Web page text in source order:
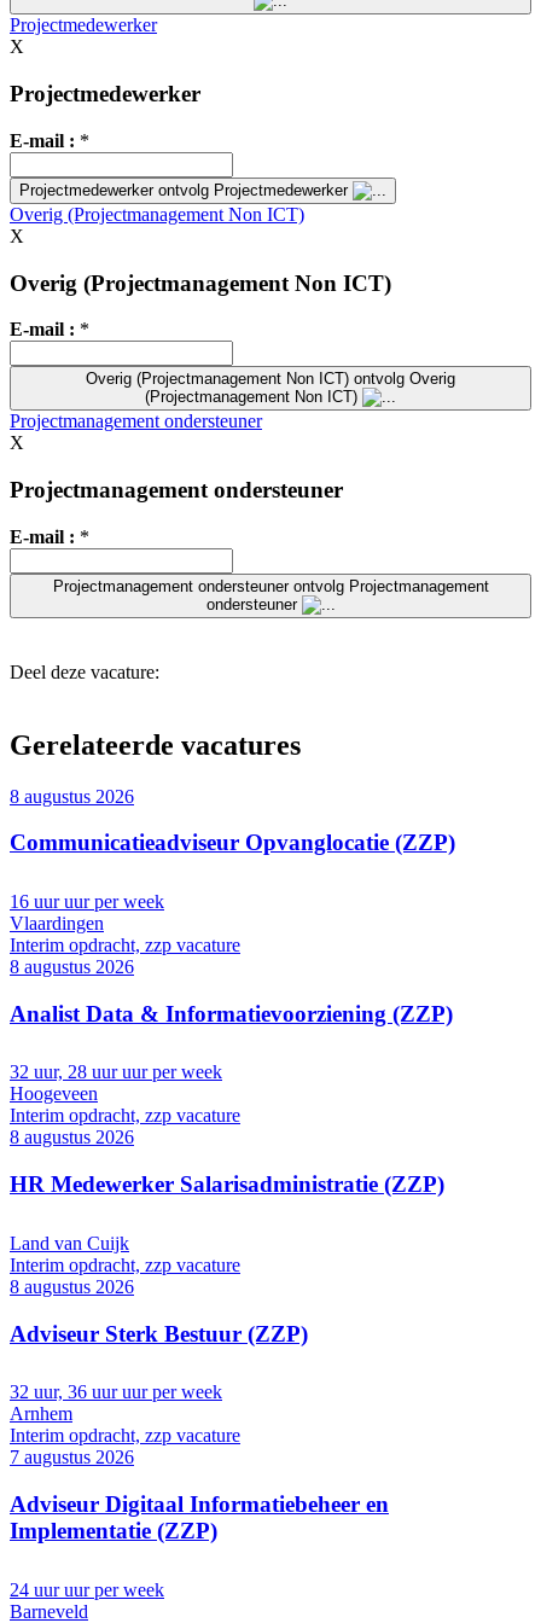
Projectmedewerker
X
Projectmedewerker
E-mail : *
Projectmedewerker ontvolg Projectmedewerker
Overig (Projectmanagement Non ICT)
X
Overig (Projectmanagement Non ICT)
E-mail : *
Overig (Projectmanagement Non ICT) ontvolg Overig
(Projectmanagement Non ICT)
Projectmanagement ondersteuner
X
Projectmanagement ondersteuner
E-mail : *
Projectmanagement ondersteuner ontvolg Projectmanagement
ondersteuner
Deel deze vacature:
Gerelateerde vacatures
8 augustus 2026
Communicatieadviseur Opvanglocatie (ZZP)
16 uur uur per week
Vlaardingen
Interim opdracht, zzp vacature
8 augustus 2026
Analist Data & Informatievoorziening (ZZP)
32 uur, 28 uur uur per week
Hoogeveen
Interim opdracht, zzp vacature
8 augustus 2026
HR Medewerker Salarisadministratie (ZZP)
Land van Cuijk
Interim opdracht, zzp vacature
8 augustus 2026
Adviseur Sterk Bestuur (ZZP)
32 uur, 36 uur uur per week
Arnhem
Interim opdracht, zzp vacature
7 augustus 2026
Adviseur Digitaal Informatiebeheer en
Implementatie (ZZP)
24 uur uur per week
Barneveld